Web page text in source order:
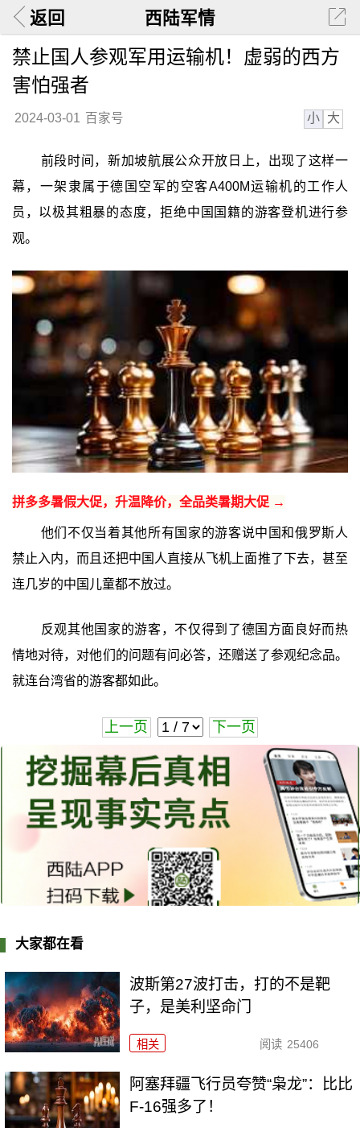
返回 西陆军情
禁止国人参观军用运输机！虚弱的西方
害怕强者
2024-03-01 百家号 小 大
前段时间，新加坡航展公众开放日上，出现了这样一
幕，一架隶属于德国空军的空客A400M运输机的工作人
员，以极其粗暴的态度，拒绝中国国籍的游客登机进行参
观。
拼多多暑假大促，升温降价，全品类暑期大促 →
他们不仅当着其他所有国家的游客说中国和俄罗斯人
禁止入内，而且还把中国人直接从飞机上面推了下去，甚至
连几岁的中国儿童都不放过。
反观其他国家的游客，不仅得到了德国方面良好而热
情地对待，对他们的问题有问必答，还赠送了参观纪念品。
就连台湾省的游客都如此。
上一页 下一页
大家都在看
波斯第27波打击，打的不是靶
子，是美利坚命门
相关 阅读 25406
阿塞拜疆飞行员夸赞“枭龙”：比比
F-16强多了！